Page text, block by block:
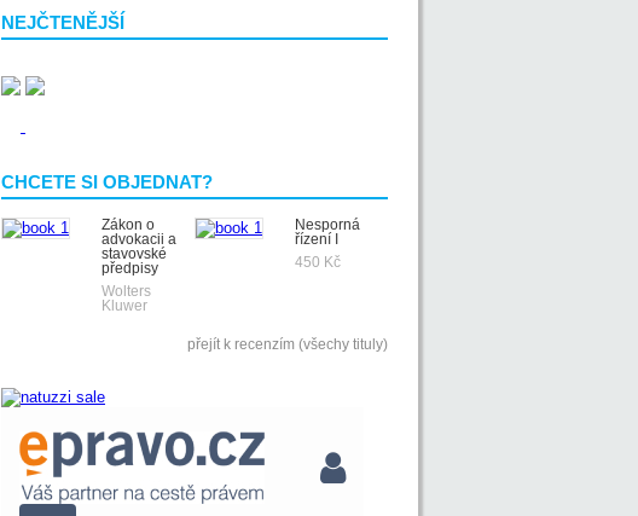
NEJČTENĚJŠÍ
CHCETE SI OBJEDNAT?
Zákon o
advokacii a
stavovské
předpisy
Wolters
Kluwer
Nesporná
řízení I
450 Kč
přejít k recenzím (všechy tituly)